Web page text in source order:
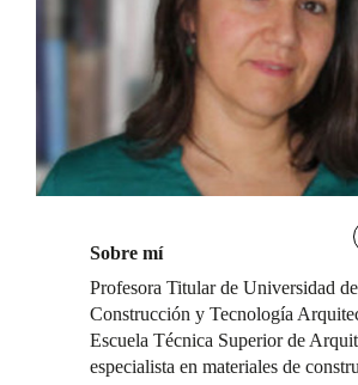
Sobre mí
Profesora Titular de Universidad
Construcción y Tecnología
Escuela Técnica Superior de
especialista en materiales de